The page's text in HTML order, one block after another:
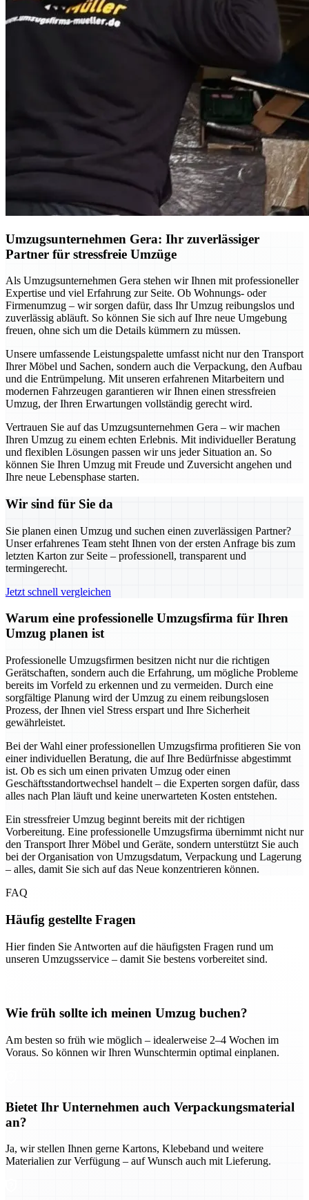
Umzugsunternehmen Gera: Ihr zuverlässiger
Partner für stressfreie Umzüge
Als Umzugsunternehmen Gera stehen wir Ihnen mit professioneller
Expertise und viel Erfahrung zur Seite. Ob Wohnungs- oder
Firmenumzug – wir sorgen dafür, dass Ihr Umzug reibungslos und
zuverlässig abläuft. So können Sie sich auf Ihre neue Umgebung
freuen, ohne sich um die Details kümmern zu müssen.
Unsere umfassende Leistungspalette umfasst nicht nur den Transport
Ihrer Möbel und Sachen, sondern auch die Verpackung, den Aufbau
und die Entrümpelung. Mit unseren erfahrenen Mitarbeitern und
modernen Fahrzeugen garantieren wir Ihnen einen stressfreien
Umzug, der Ihren Erwartungen vollständig gerecht wird.
Vertrauen Sie auf das Umzugsunternehmen Gera – wir machen
Ihren Umzug zu einem echten Erlebnis. Mit individueller Beratung
und flexiblen Lösungen passen wir uns jeder Situation an. So
können Sie Ihren Umzug mit Freude und Zuversicht angehen und
Ihre neue Lebensphase starten.
Wir sind für Sie da
Sie planen einen Umzug und suchen einen zuverlässigen Partner?
Unser erfahrenes Team steht Ihnen von der ersten Anfrage bis zum
letzten Karton zur Seite – professionell, transparent und
termingerecht.
Jetzt schnell vergleichen
Warum eine professionelle Umzugsfirma für Ihren
Umzug planen ist
Professionelle Umzugsfirmen besitzen nicht nur die richtigen
Gerätschaften, sondern auch die Erfahrung, um mögliche Probleme
bereits im Vorfeld zu erkennen und zu vermeiden. Durch eine
sorgfältige Planung wird der Umzug zu einem reibungslosen
Prozess, der Ihnen viel Stress erspart und Ihre Sicherheit
gewährleistet.
Bei der Wahl einer professionellen Umzugsfirma profitieren Sie von
einer individuellen Beratung, die auf Ihre Bedürfnisse abgestimmt
ist. Ob es sich um einen privaten Umzug oder einen
Geschäftsstandortwechsel handelt – die Experten sorgen dafür, dass
alles nach Plan läuft und keine unerwarteten Kosten entstehen.
Ein stressfreier Umzug beginnt bereits mit der richtigen
Vorbereitung. Eine professionelle Umzugsfirma übernimmt nicht nur
den Transport Ihrer Möbel und Geräte, sondern unterstützt Sie auch
bei der Organisation von Umzugsdatum, Verpackung und Lagerung
– alles, damit Sie sich auf das Neue konzentrieren können.
FAQ
Häufig gestellte Fragen
Hier finden Sie Antworten auf die häufigsten Fragen rund um
unseren Umzugsservice – damit Sie bestens vorbereitet sind.
Wie früh sollte ich meinen Umzug buchen?
Am besten so früh wie möglich – idealerweise 2–4 Wochen im
Voraus. So können wir Ihren Wunschtermin optimal einplanen.
Bietet Ihr Unternehmen auch Verpackungsmaterial
an?
Ja, wir stellen Ihnen gerne Kartons, Klebeband und weitere
Materialien zur Verfügung – auf Wunsch auch mit Lieferung.